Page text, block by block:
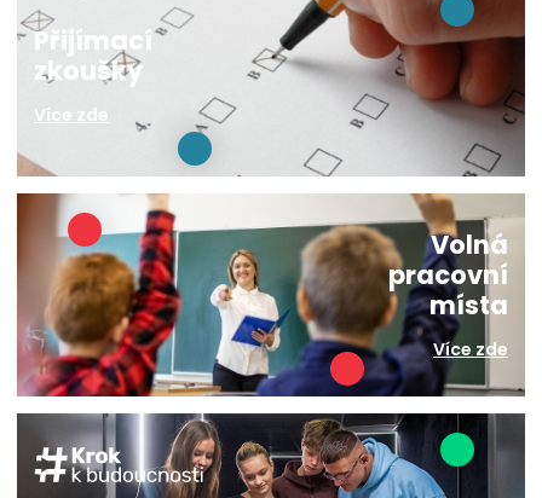
Přijímací
zkoušky
Více zde
Volná
pracovní
místa
Více zde